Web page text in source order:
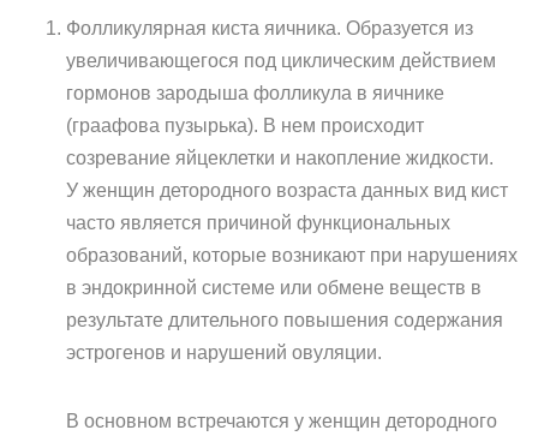
Фолликулярная киста яичника. Образуется из
увеличивающегося под циклическим действием
гормонов зародыша фолликула в яичнике
(граафова пузырька). В нем происходит
созревание яйцеклетки и накопление жидкости.
У женщин детородного возраста данных вид кист
часто является причиной функциональных
образований, которые возникают при нарушениях
в эндокринной системе или обмене веществ в
результате длительного повышения содержания
эстрогенов и нарушений овуляции.
В основном встречаются у женщин детородного